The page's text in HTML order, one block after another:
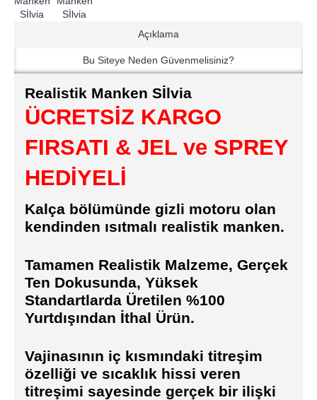
Açıklama
Bu Siteye Neden Güvenmelisiniz?
Realistik Manken Sİlvia
ÜCRETSİZ KARGO
FIRSATI & JEL ve SPREY
HEDİYELİ
Kalça bölümünde gizli motoru olan
kendinden ısıtmalı realistik manken.
Tamamen Realistik Malzeme, Gerçek
Ten Dokusunda, Yüksek
Standartlarda Üretilen %100
Yurtdışından İthal Ürün.
Vajinasının iç kısmındaki titreşim
özelliği ve sıcaklık hissi veren
titreşimi sayesinde gerçek bir ilişki